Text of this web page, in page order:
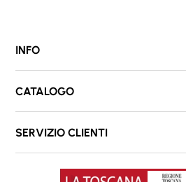
INFO
CATALOGO
SERVIZIO CLIENTI